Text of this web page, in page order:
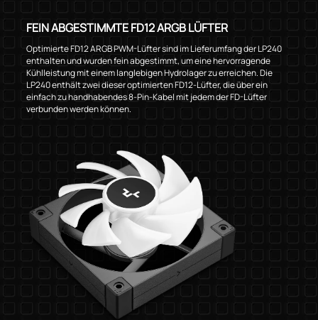
FEIN ABGESTIMMTE FD12 ARGB LÜFTER
Optimierte FD12 ARGB PWM-Lüfter sind im Lieferumfang der LP240
enthalten und wurden fein abgestimmt, um eine hervorragende
Kühlleistung mit einem langlebigen Hydrolager zu erreichen. Die
LP240 enthält zwei dieser optimierten FD12-Lüfter, die über ein
einfach zu handhabendes 8-Pin-Kabel mit jedem der FD-Lüfter
verbunden werden können.